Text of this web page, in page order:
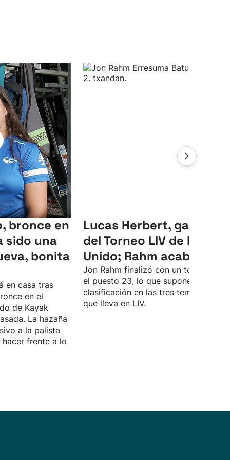
bronce en
sido una
bonita
en casa tras
en el
de Kayak
La hazaña
a la palista
hacer frente a lo
Lucas Herbert, ganador
del Torneo LIV de Reino
Unido; Rahm acaba 23º
Jon Rahm finalizó con un total de -4
el puesto 23, lo que supone su peor
clasificación en las tres temporadas
que lleva en LIV.